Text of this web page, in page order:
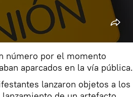
número por el momento
aparcados en la vía pública.
lanzaron objetos a los